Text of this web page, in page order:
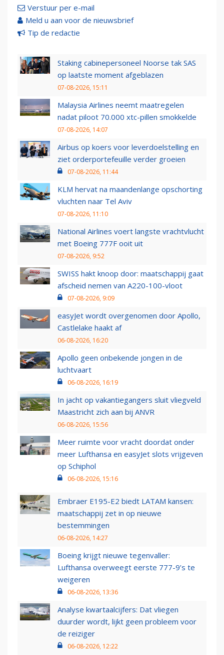
Verstuur per e-mail
Meld u aan voor de nieuwsbrief
Tip de redactie
Staking cabinepersoneel Noorse tak SAS
op laatste moment afgeblazen
07-08-2026, 15:11
Malaysia Airlines neemt maatregelen
nadat piloot 70.000 xtc-pillen smokkelde
07-08-2026, 14:07
Airbus op koers voor leverdoelstelling en
ziet orderportefeuille verder groeien
07-08-2026, 11:44
KLM hervat na maandenlange opschorting
vluchten naar Tel Aviv
07-08-2026, 11:10
National Airlines voert langste vrachtvlucht
met Boeing 777F ooit uit
07-08-2026, 9:52
SWISS hakt knoop door: maatschappij gaat
afscheid nemen van A220-100-vloot
07-08-2026, 9:09
easyJet wordt overgenomen door Apollo,
Castlelake haakt af
06-08-2026, 16:20
Apollo geen onbekende jongen in de
luchtvaart
06-08-2026, 16:19
In jacht op vakantiegangers sluit vliegveld
Maastricht zich aan bij ANVR
06-08-2026, 15:56
Meer ruimte voor vracht doordat onder
meer Lufthansa en easyJet slots vrijgeven
op Schiphol
06-08-2026, 15:16
Embraer E195-E2 biedt LATAM kansen:
maatschappij zet in op nieuwe
bestemmingen
06-08-2026, 14:27
Boeing krijgt nieuwe tegenvaller:
Lufthansa overweegt eerste 777-9’s te
weigeren
06-08-2026, 13:36
Analyse kwartaalcijfers: Dat vliegen
duurder wordt, lijkt geen probleem voor
de reiziger
06-08-2026, 12:22